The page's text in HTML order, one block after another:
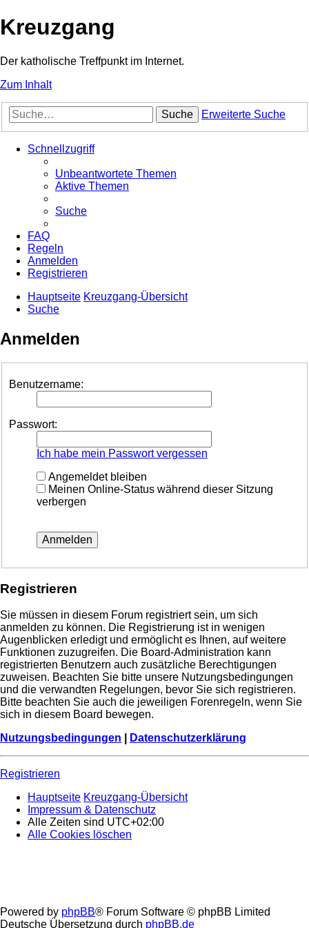
Kreuzgang
Der katholische Treffpunkt im Internet.
Zum Inhalt
Suche Erweiterte Suche
Schnellzugriff
Unbeantwortete Themen
Aktive Themen
Suche
FAQ
Regeln
Anmelden
Registrieren
Hauptseite Kreuzgang-Übersicht
Suche
Anmelden
Benutzername:
Passwort:
Ich habe mein Passwort vergessen
Angemeldet bleiben
Meinen Online-Status während dieser Sitzung
verbergen
Registrieren
Sie müssen in diesem Forum registriert sein, um sich
anmelden zu können. Die Registrierung ist in wenigen
Augenblicken erledigt und ermöglicht es Ihnen, auf weitere
Funktionen zuzugreifen. Die Board-Administration kann
registrierten Benutzern auch zusätzliche Berechtigungen
zuweisen. Beachten Sie bitte unsere Nutzungsbedingungen
und die verwandten Regelungen, bevor Sie sich registrieren.
Bitte beachten Sie auch die jeweiligen Forenregeln, wenn Sie
sich in diesem Board bewegen.
Nutzungsbedingungen
Datenschutzerklärung
Registrieren
Hauptseite Kreuzgang-Übersicht
Impressum & Datenschutz
Alle Zeiten sind UTC+02:00
Alle Cookies löschen
Powered by phpBB® Forum Software © phpBB Limited
Deutsche Übersetzung durch phpBB.de